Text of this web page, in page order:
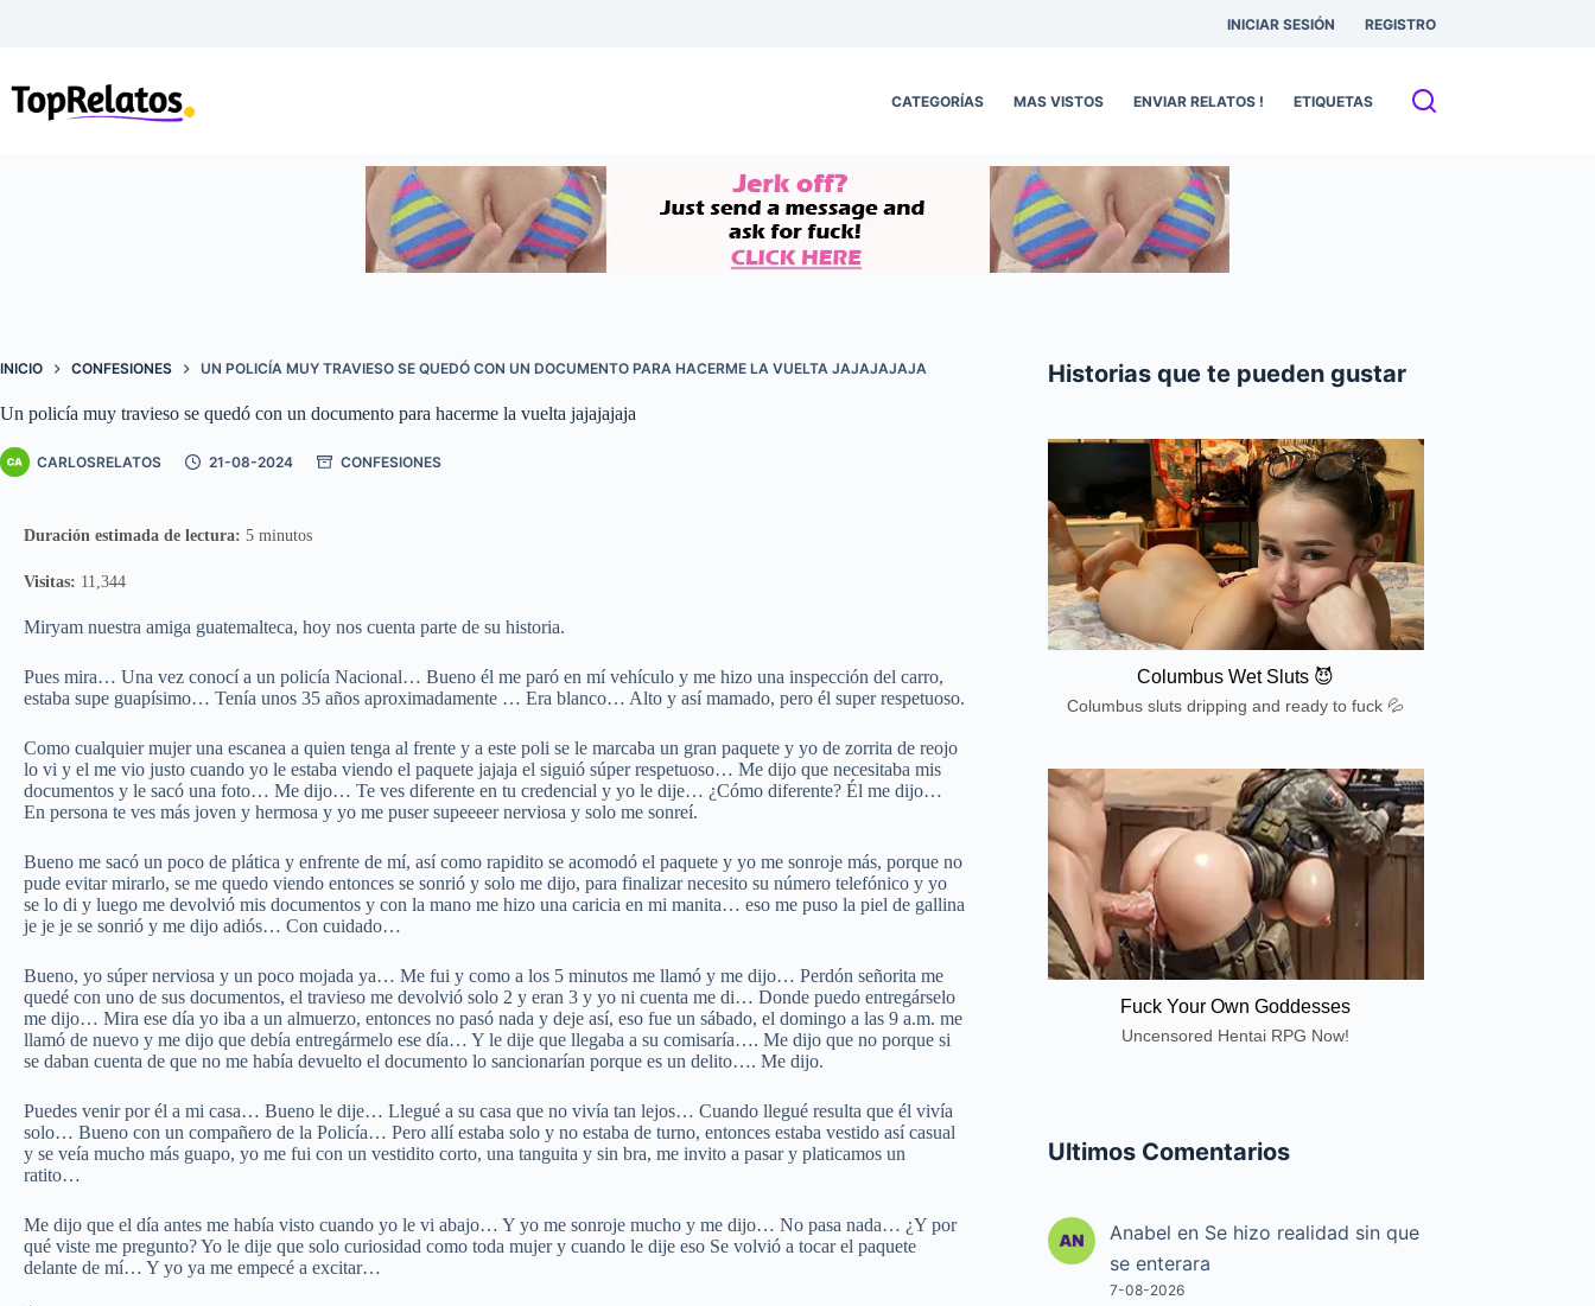
INICIAR SESIÓN REGISTRO
CATEGORÍAS MAS VISTOS ENVIAR RELATOS ! ETIQUETAS
INICIO CONFESIONES UN POLICÍA MUY TRAVIESO SE QUEDÓ CON UN DOCUMENTO PARA HACERME LA VUELTA JAJAJAJAJA
Un policía muy travieso se quedó con un documento para hacerme la vuelta jajajajaja
CARLOSRELATOS 21-08-2024 CONFESIONES
Duración estimada de lectura: 5 minutos
Visitas: 11,344
Miryam nuestra amiga guatemalteca, hoy nos cuenta parte de su historia.
Pues mira… Una vez conocí a un policía Nacional… Bueno él me paró en mí vehículo y me hizo una inspección del carro,
estaba supe guapísimo… Tenía unos 35 años aproximadamente … Era blanco… Alto y así mamado, pero él super respetuoso.
Como cualquier mujer una escanea a quien tenga al frente y a este poli se le marcaba un gran paquete y yo de zorrita de reojo
lo vi y el me vio justo cuando yo le estaba viendo el paquete jajaja el siguió súper respetuoso… Me dijo que necesitaba mis
documentos y le sacó una foto… Me dijo… Te ves diferente en tu credencial y yo le dije… ¿Cómo diferente? Él me dijo…
En persona te ves más joven y hermosa y yo me puser supeeeer nerviosa y solo me sonreí.
Bueno me sacó un poco de plática y enfrente de mí, así como rapidito se acomodó el paquete y yo me sonroje más, porque no
pude evitar mirarlo, se me quedo viendo entonces se sonrió y solo me dijo, para finalizar necesito su número telefónico y yo
se lo di y luego me devolvió mis documentos y con la mano me hizo una caricia en mi manita… eso me puso la piel de gallina
je je je se sonrió y me dijo adiós… Con cuidado…
Bueno, yo súper nerviosa y un poco mojada ya… Me fui y como a los 5 minutos me llamó y me dijo… Perdón señorita me
quedé con uno de sus documentos, el travieso me devolvió solo 2 y eran 3 y yo ni cuenta me di… Donde puedo entregárselo
me dijo… Mira ese día yo iba a un almuerzo, entonces no pasó nada y deje así, eso fue un sábado, el domingo a las 9 a.m. me
llamó de nuevo y me dijo que debía entregármelo ese día… Y le dije que llegaba a su comisaría…. Me dijo que no porque si
se daban cuenta de que no me había devuelto el documento lo sancionarían porque es un delito…. Me dijo.
Puedes venir por él a mi casa… Bueno le dije… Llegué a su casa que no vivía tan lejos… Cuando llegué resulta que él vivía
solo… Bueno con un compañero de la Policía… Pero allí estaba solo y no estaba de turno, entonces estaba vestido así casual
y se veía mucho más guapo, yo me fui con un vestidito corto, una tanguita y sin bra, me invito a pasar y platicamos un
ratito…
Me dijo que el día antes me había visto cuando yo le vi abajo… Y yo me sonroje mucho y me dijo… No pasa nada… ¿Y por
qué viste me pregunto? Yo le dije que solo curiosidad como toda mujer y cuando le dije eso Se volvió a tocar el paquete
delante de mí… Y yo ya me empecé a excitar…
Historias que te pueden gustar
Columbus Wet Sluts 😈
Columbus sluts dripping and ready to fuck 💦
Fuck Your Own Goddesses
Uncensored Hentai RPG Now!
Ultimos Comentarios
Anabel en Se hizo realidad sin que
se enterara
7-08-2026